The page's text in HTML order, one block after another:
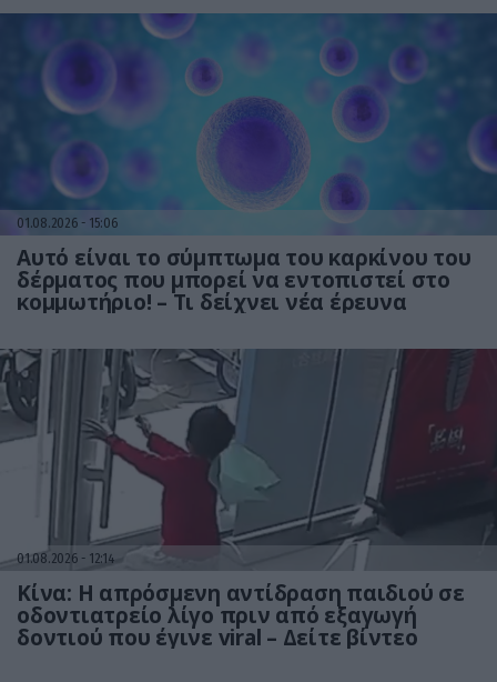
01.08.2026 15:06
Αυτό είναι το σύμπτωμα του καρκίνου του
δέρματος που μπορεί να εντοπιστεί στο
κομμωτήριο! – Τι δείχνει νέα έρευνα
01.08.2026 12:14
Κίνα: Η απρόσμενη αντίδραση παιδιού σε
οδοντιατρείο λίγο πριν από εξαγωγή
δοντιού που έγινε viral – Δείτε βίντεο